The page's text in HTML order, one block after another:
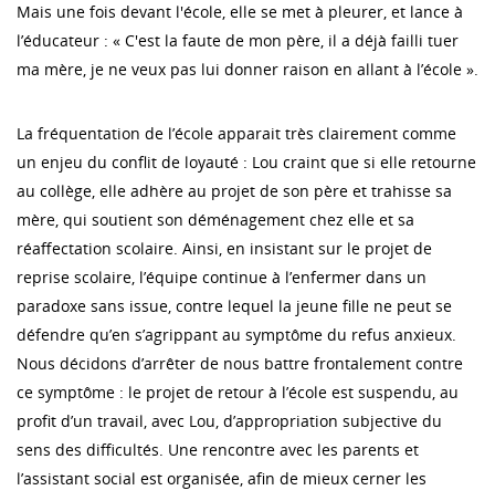
Mais une fois devant l'école, elle se met à pleurer, et lance à
l’éducateur : « C'est la faute de mon père, il a déjà failli tuer
ma mère, je ne veux pas lui donner raison en allant à l’école ».
La fréquentation de l’école apparait très clairement comme
un enjeu du conflit de loyauté : Lou craint que si elle retourne
au collège, elle adhère au projet de son père et trahisse sa
mère, qui soutient son déménagement chez elle et sa
réaffectation scolaire. Ainsi, en insistant sur le projet de
reprise scolaire, l’équipe continue à l’enfermer dans un
paradoxe sans issue, contre lequel la jeune fille ne peut se
défendre qu’en s’agrippant au symptôme du refus anxieux.
Nous décidons d’arrêter de nous battre frontalement contre
ce symptôme : le projet de retour à l’école est suspendu, au
profit d’un travail, avec Lou, d’appropriation subjective du
sens des difficultés. Une rencontre avec les parents et
l’assistant social est organisée, afin de mieux cerner les